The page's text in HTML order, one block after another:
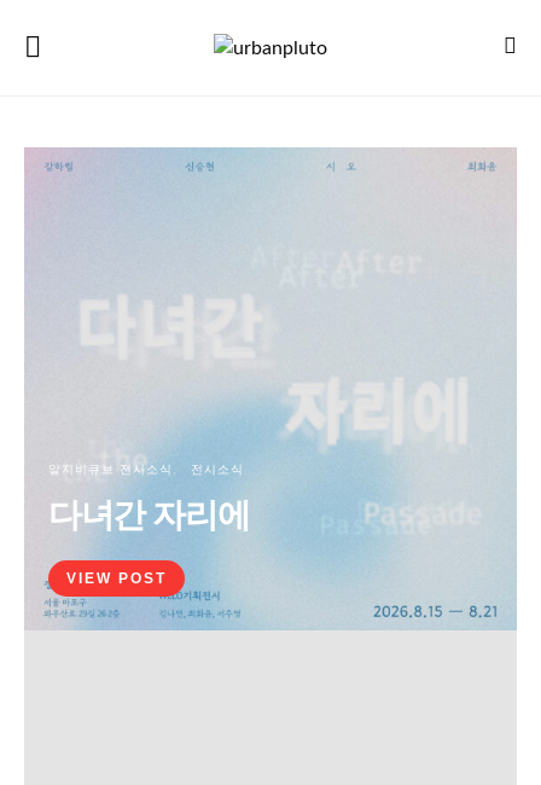
알지비큐브 전시소식 전시소식
다녀간 자리에
VIEW POST